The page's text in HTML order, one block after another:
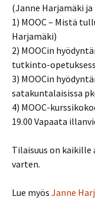
(Janne Harjamäki
1) MOOC – Mistä
Harjamäki)
2) MOOCin
tutkinto-
3) MOOCin
satakuntalaisissa
4) MOOC-
19.00 Vapaata
Tilaisuus on kaikille
varten.
Lue myös Janne